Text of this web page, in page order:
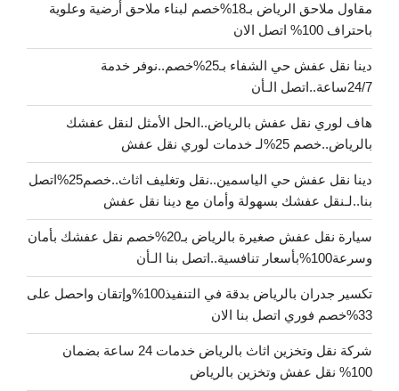
مقاول ملاحق الرياض بـ18%خصم لبناء ملاحق أرضية وعلوية
باحتراف 100% اتصل الان
دينا نقل عفش حي الشفاء بـ25%خصم..نوفر خدمة
24/7ساعة..اتصل الـأن
هاف لوري نقل عفش بالرياض..الحل الأمثل لنقل عفشك
بالرياض..خصم 25%لـ خدمات لوري نقل عفش
دينا نقل عفش حي الياسمين..نقل وتغليف اثاث..خصم25%اتصل
بنا..لـنقل عفشك بسهولة وأمان مع دينا نقل عفش
سيارة نقل عفش صغيرة بالرياض بـ20%خصم نقل عفشك بأمان
وسرعة100%بأسعار تنافسية..اتصل بنا الـأن
تكسير جدران بالرياض بدقة في التنفيذ100%وإتقان واحصل على
33%خصم فوري اتصل بنا الان
شركة نقل وتخزين اثاث بالرياض خدمات 24 ساعة بضمان
100% نقل عفش وتخزين بالرياض